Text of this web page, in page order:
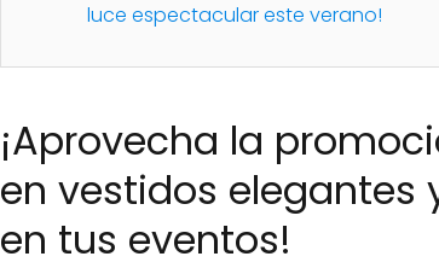
luce espectacular este verano!
¡Aprovecha la
en vestidos elegantes
en tus eventos!